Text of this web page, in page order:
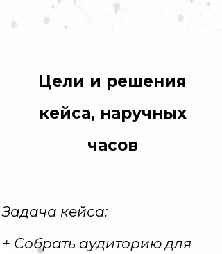
Цели и решения
кейса, наручных
часов
Задача кейса:
+ Собрать аудиторию для